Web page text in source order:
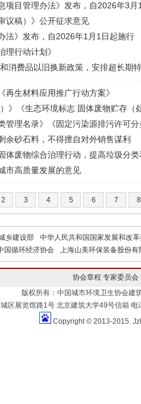
项目管理办法》发布，自2026年3月
议稿）》公开征求意见
法》发布，自2026年1月1日起施行
理行动计划》
消费品以旧换新政策，安排超长期
再生材料应用推广行动方案》
》《生态环境标志 固体废物贮存（
管理名录》《固定污染源排污许可分
余砂石料，不得擅自对外销售谋利
体废物综合治理行动，提高垃圾分类
市高质量发展的意见
2 3 4 5 6 7 8
乡建设部
中华人民共和国国家发展和改
国循环经济协会 上海山美环保装备股份有
协会章程 专家委员会
版权所有：中国城市环境卫生协会建
区展览馆路1号 北京建筑大学49号信箱
Copyright © 2013-2015.